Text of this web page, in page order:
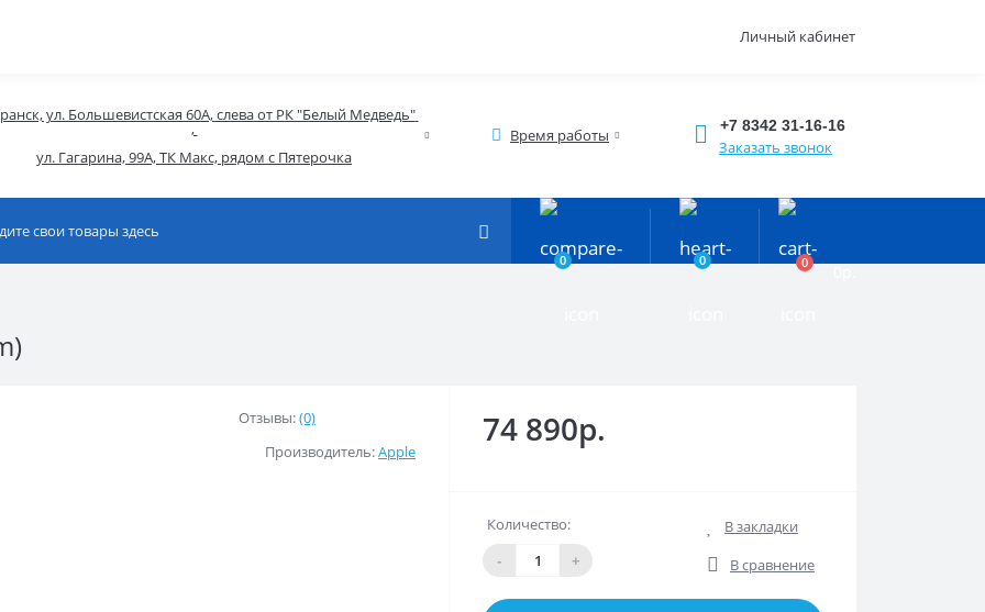
Личный кабинет
ул. Большевистская 60А, слева от РК "Белый Медведь"
,
ул. Гагарина, 99А, ТК Макс, рядом с Пятерочка
Время работы
+7 8342 31-16-16
Заказать звонок
0 0 0
Отзывы:(0)
Производитель:Apple
74 890р.
Количество:
- +
В закладки
В сравнение